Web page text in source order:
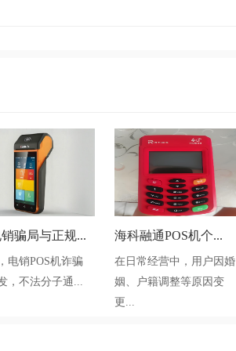
骗局与正规...
电销POS机诈骗
，不法分子通...
海科融通POS机个...
在日常经营中，用户因婚
姻、户籍调整等原因变
更...